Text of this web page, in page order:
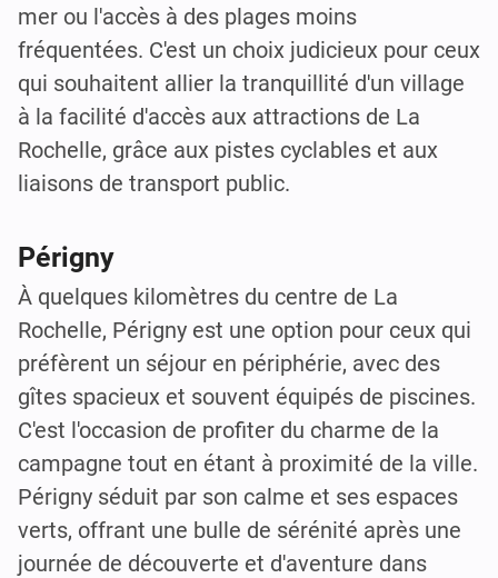
mer ou l'accès à des plages moins
fréquentées. C'est un choix judicieux pour ceux
qui souhaitent allier la tranquillité d'un village
à la facilité d'accès aux attractions de La
Rochelle, grâce aux pistes cyclables et aux
liaisons de transport public.
Périgny
À quelques kilomètres du centre de La
Rochelle, Périgny est une option pour ceux qui
préfèrent un séjour en périphérie, avec des
gîtes spacieux et souvent équipés de piscines.
C'est l'occasion de profiter du charme de la
campagne tout en étant à proximité de la ville.
Périgny séduit par son calme et ses espaces
verts, offrant une bulle de sérénité après une
journée de découverte et d'aventure dans